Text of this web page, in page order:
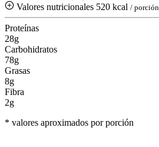
Valores nutricionales 520 kcal / porción
Proteínas
28g
Carbohidratos
78g
Grasas
8g
Fibra
2g
* valores aproximados por porción